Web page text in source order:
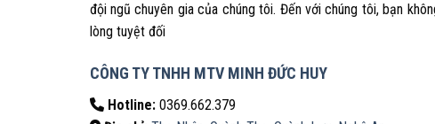
đội ngũ chuyên gia của chúng tôi. Đến với chúng tôi, bạn
lòng tuyệt đối
CÔNG TY TNHH MTV MINH ĐỨC HUY
Hotline:0369.662.379